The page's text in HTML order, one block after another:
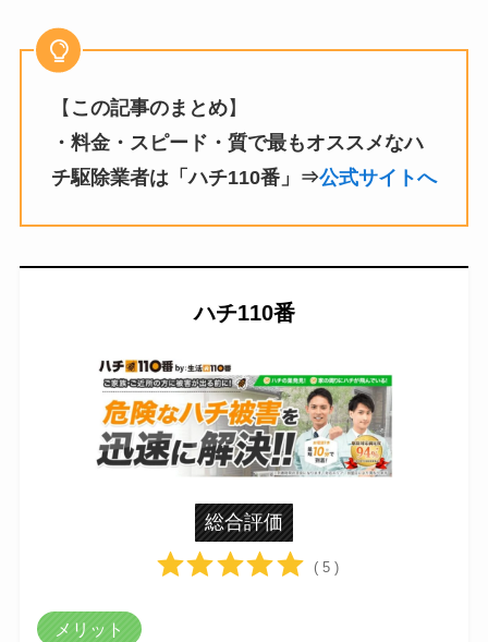
【 この記事のまとめ】
・料金・スピード・質で最もオススメなハ
チ駆除業者は「ハチ110番」⇒公式サイトへ
ハチ110番
総合評価
( 5 )
メリット